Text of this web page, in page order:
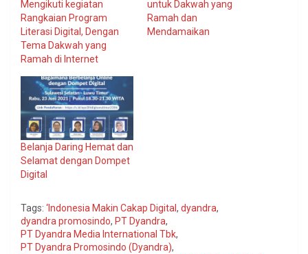
Mengikuti kegiatan
Rangkaian Program
Literasi Digital, Dengan
Tema Dakwah yang
Ramah di Internet
untuk Dakwah yang
Ramah dan
Mendamaikan
Belanja Daring Hemat dan
Selamat dengan Dompet
Digital
Tags: ‘Indonesia Makin Cakap Digital, dyandra,
dyandra promosindo, PT Dyandra,
PT Dyandra Media International Tbk,
PT Dyandra Promosindo (Dyandra),